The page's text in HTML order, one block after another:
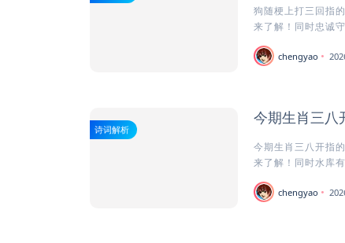
狗随梗上打三回指
来了解！同时忠诚
chengyao
诗词解析
今期生肖三八
今期生肖三八开指
来了解！同时水库
chengyao